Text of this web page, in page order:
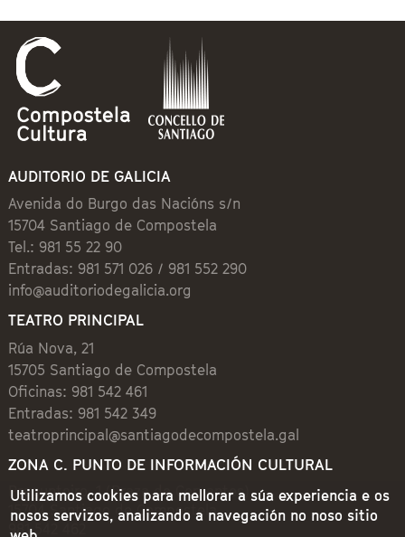
AUDITORIO DE GALICIA
Avenida do Burgo das Nacións s/n
15704 Santiago de Compostela
Tel.: 981 55 22 90
Entradas: 981 571 026 / 981 552 290
info@auditoriodegalicia.org
TEATRO PRINCIPAL
Rúa Nova, 21
15705 Santiago de Compostela
Oficinas: 981 542 461
Entradas: 981 542 349
teatroprincipal@santiagodecompostela.gal
ZONA C. PUNTO DE INFORMACIÓN CULTURAL
Preguntoiro, 1 (Praza de Cervantes)
15704 Santiago de Compostela
981 542 462
Utilizamos cookies para mellorar a súa experiencia e os
nosos servizos, analizando a navegación no noso sitio